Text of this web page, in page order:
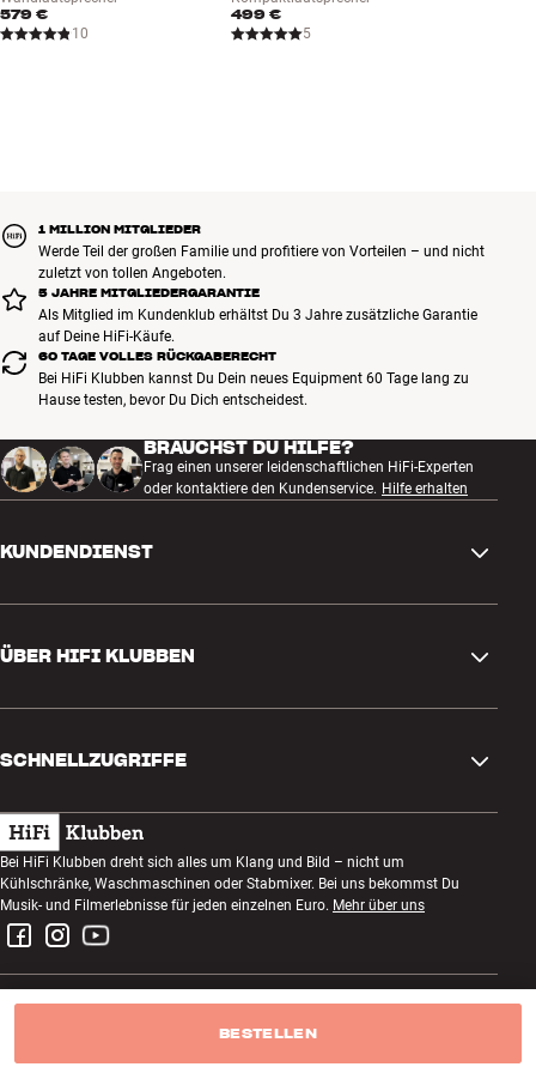
BESTELLEN
579 €
10
499 €
5
1 MILLION MITGLIEDER
Werde Teil der großen Familie und profitiere von Vorteilen – und nicht
zuletzt von tollen Angeboten.
5 JAHRE MITGLIEDERGARANTIE
Als Mitglied im Kundenklub erhältst Du 3 Jahre zusätzliche Garantie
auf Deine HiFi-Käufe.
60 TAGE VOLLES RÜCKGABERECHT
Bei HiFi Klubben kannst Du Dein neues Equipment 60 Tage lang zu
Hause testen, bevor Du Dich entscheidest.
BRAUCHST DU HILFE?
Frag einen unserer leidenschaftlichen HiFi-Experten
oder kontaktiere den Kundenservice. Hilfe erhalten
KUNDENDIENST
Rückgabe und Reklamation
Bestellung widerrufen
AGB
Datenschutzerklärung
Impressum
ÜBER HIFI KLUBBEN
Kundenklub
Abend zum Zuhören
Wettbewerbe
Jobs bei HiFi Klubben
SCHNELLZUGRIFFE
Geschenkkarte
Bauen mit Klang
Montage und Installation
Rückgabe von Elektroschrott
Bei HiFi Klubben dreht sich alles um Klang und Bild – nicht um
Kühlschränke, Waschmaschinen oder Stabmixer. Bei uns bekommst Du
Musik- und Filmerlebnisse für jeden einzelnen Euro. Mehr über uns